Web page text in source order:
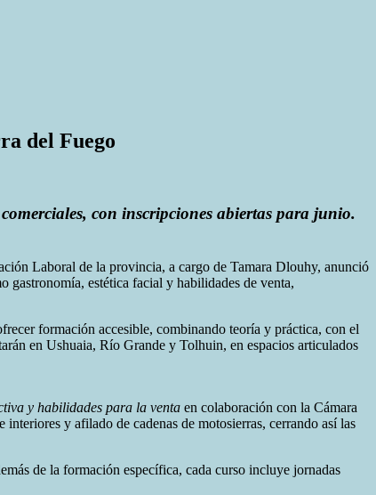
del Fuego
con inscripciones abiertas para junio.
Laboral de la provincia, a cargo de Tamara Dlouhy, anunció
gastronomía, estética facial y habilidades de venta,
formación accesible, combinando teoría y práctica, con el
en Ushuaia, Río Grande y Tolhuin, en espacios articulados
y habilidades para la venta en colaboración con la Cámara
y afilado de cadenas de motosierras, cerrando así las
de la formación específica, cada curso incluye jornadas